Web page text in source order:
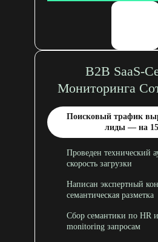
B2B SaaS-
Мониторинга
Поисковый трафик
лиды — на
Проведен технический
скорость загрузки
Написан экспертный
семантическая разметка
Сбор семантики по HR
monitoring запросам